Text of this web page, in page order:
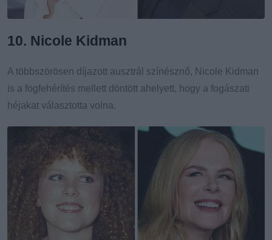
10. Nicole Kidman
A többszörösen díjazott ausztrál színésznő, Nicole Kidman
is a fogfehérítés mellett döntött ahelyett, hogy a fogászati
héjakat választotta volna.